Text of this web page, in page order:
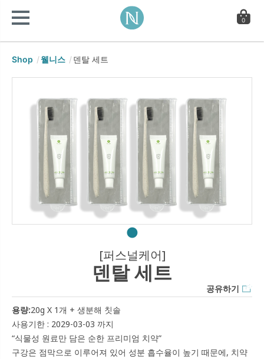
0
Shop 웰니스 덴탈 세트
[퍼스널케어]
덴탈 세트
공유하기
용량:20g X 1개 + 생분해 칫솔
사용기한 : 2029-03-03 까지
“식물성 원료만 담은 순한 프리미엄 치약”
구강은 점막으로 이루어져 있어 성분 흡수율이 높기 때문에, 치약